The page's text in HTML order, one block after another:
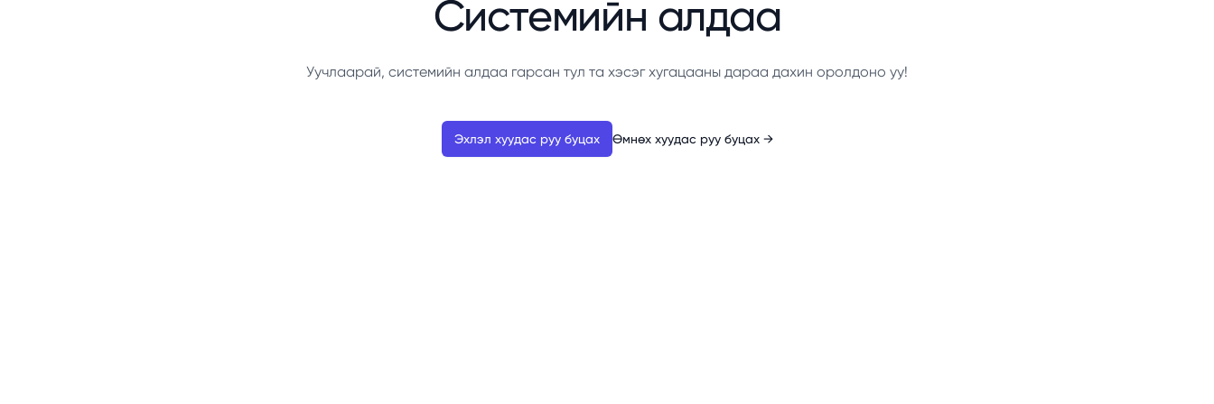
Системийн алдаа
Уучлаарай, системийн алдаа гарсан тул та хэсэг хугацааны дараа дахин оролдоно уу!
Эхлэл хуудас руу буцах Өмнөх хуудас руу буцах →